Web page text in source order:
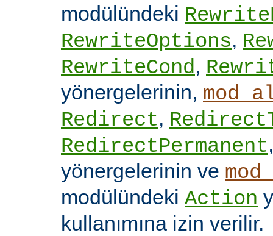
modülündeki
RewriteOptions,
RewriteCond,
yönergelerinin,
Redirect,
RedirectPermanent
yönergelerinin ve
modülündeki Action
kullanımına izin verilir.